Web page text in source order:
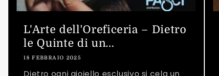
L'Arte dell'Oreficeria – Dietro
le Quinte di un...
18 FEBBRAIO 2025